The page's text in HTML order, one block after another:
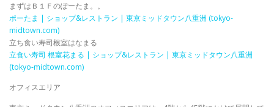
まずはＢ１Ｆのぽーたま。。
ポーたま | ショップ&レストラン | 東京ミッドタウン八重洲 (tokyo-
midtown.com)
立ち食い寿司根室はなまる
立食い寿司 根室花まる | ショップ&レストラン | 東京ミッドタウン八重洲
(tokyo-midtown.com)
オフィスエリア